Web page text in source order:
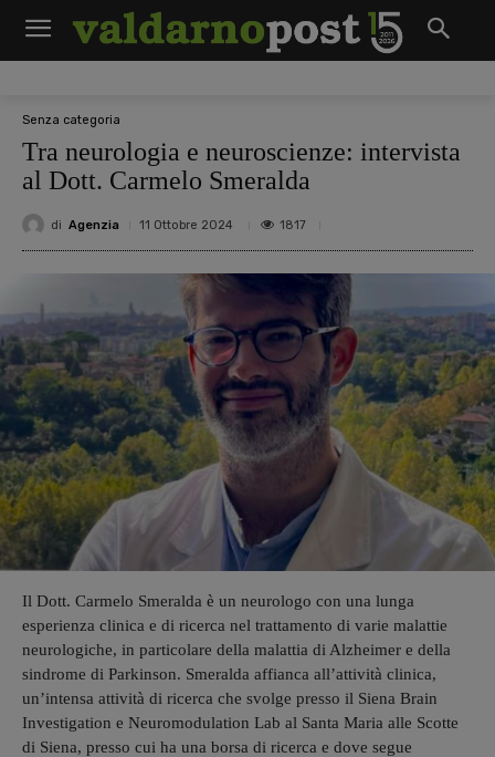
Senza categoria
Tra neurologia e neuroscienze: intervista
al Dott. Carmelo Smeralda
di Agenzia 11 Ottobre 2024 1817
Il Dott. Carmelo Smeralda è un neurologo con una lunga
esperienza clinica e di ricerca nel trattamento di varie malattie
neurologiche, in particolare della malattia di Alzheimer e della
sindrome di Parkinson. Smeralda affianca all’attività clinica,
un’intensa attività di ricerca che svolge presso il Siena Brain
Investigation e Neuromodulation Lab al Santa Maria alle Scotte
di Siena, presso cui ha una borsa di ricerca e dove segue